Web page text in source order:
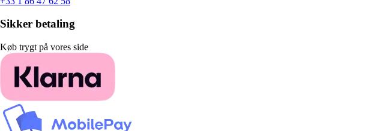
Sikker betaling
Køb trygt på vores side